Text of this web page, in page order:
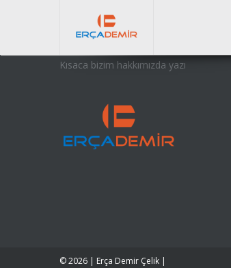
Kısaca bizim hakkımızda yazı
© 2026 | Erça Demir Çelik |